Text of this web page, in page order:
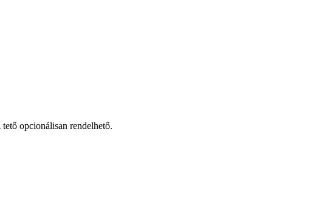
opcionálisan rendelhető.